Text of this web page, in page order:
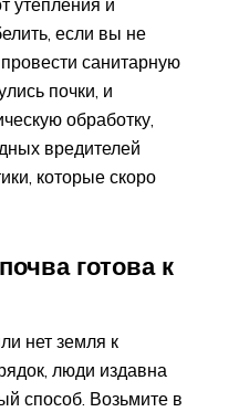
если вы не
санитарную
почки, и
обработку,
вредителей
которые скоро
готова к
нет земля к
люди издавна
способ. Возьмите в